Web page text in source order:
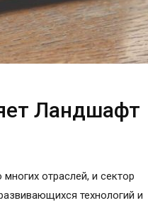
Ландшафт
отраслей, и сектор
технологий и